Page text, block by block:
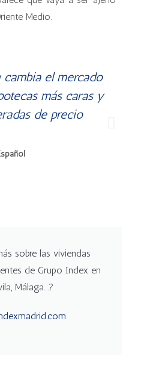
Medio.
el mercado
más caras y
de precio
sobre las viviendas
de Grupo Index en
Málaga....?